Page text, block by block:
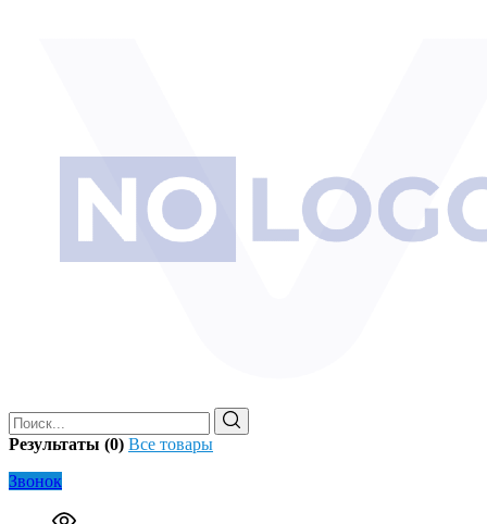
Результаты (0) Все товары
Звонок